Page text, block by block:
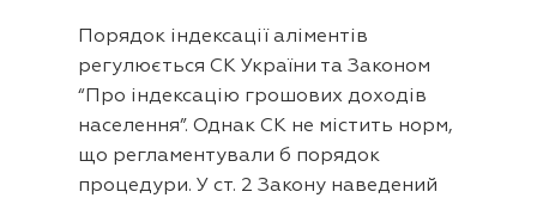
Порядок індексації аліментів
регулюється СК України та Законом
“Про індексацію грошових доходів
населення”. Однак СК не містить норм,
що регламентували б порядок
процедури. У ст. 2 Закону наведений